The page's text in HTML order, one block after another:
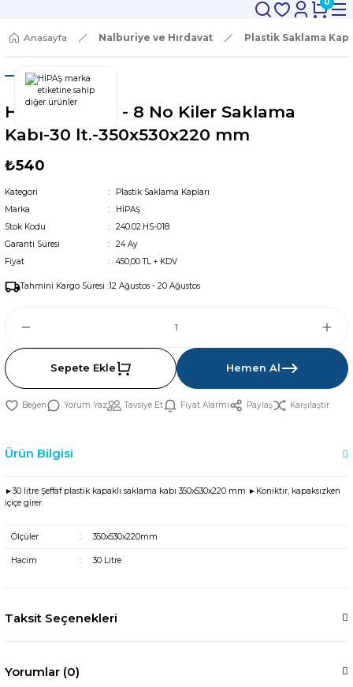
Anasayfa Nalburiye ve Hırdavat Plastik Saklama
Hipaş Plastik - 8 No Kiler Saklama
Kabı-30 lt.-350x530x220 mm
₺540
Kategori
Plastik Saklama Kapları
Marka
HİPAŞ
Stok Kodu
240.02.HS-018
Garanti Süresi
24 Ay
Fiyat
450,00 TL + KDV
Tahmini Kargo Süresi :12 Ağustos - 20 Ağustos
Sepete Ekle Hemen Al
Yorum Yaz Tavsiye Et Fiyat Alarmı Paylaş Karşılaştır
Ürün Bilgisi
►30 litre Şeffaf plastik kapaklı saklama kabı 350x530x220 mm ►Koniktir, kapaksızken
içiçe girer.
Ölçüler : 350x530x220mm
Hacim : 30 Litre
Taksit Seçenekleri
Yorumlar (0)